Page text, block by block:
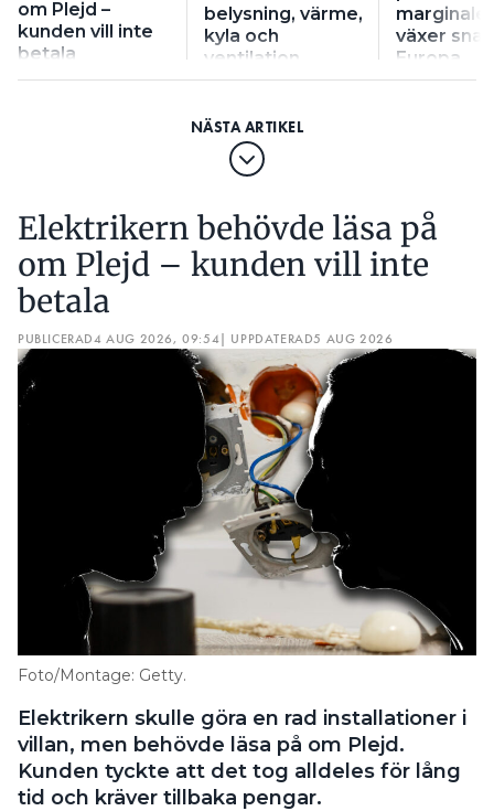
om Plejd –
kunden vill inte
betala
belysning, värme,
kyla och
ventilation
växer
Europa
Elektrikern behövde läsa på
om Plejd – kunden vill inte
betala
PUBLICERAD4 AUG 2026, 09:54| UPPDATERAD5 AUG 2026
Foto/Montage: Getty.
Elektrikern skulle göra en rad installationer i
villan, men behövde läsa på om Plejd.
Kunden tyckte att det tog alldeles för lång
tid och kräver tillbaka pengar.